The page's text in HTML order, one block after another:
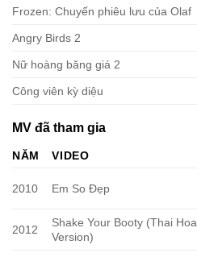
Frozen: Chuyến phiêu lưu của Olaf
Angry Birds 2
Nữ hoàng băng giá 2
Công viên kỳ diệu
MV đã tham gia
NĂM VIDEO
2010 Em So Đẹp
2012
Shake Your Booty (Thai Hoa
Version)